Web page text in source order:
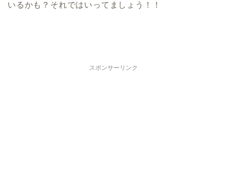
いるかも？それではいってましょう！！
スポンサーリンク